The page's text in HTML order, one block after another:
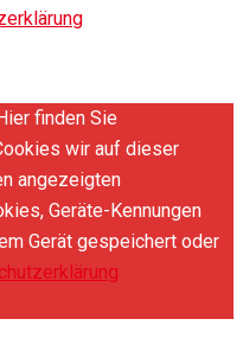
finden Sie
wir auf dieser
angezeigten
Geräte-Kennungen
Gerät gespeichert oder